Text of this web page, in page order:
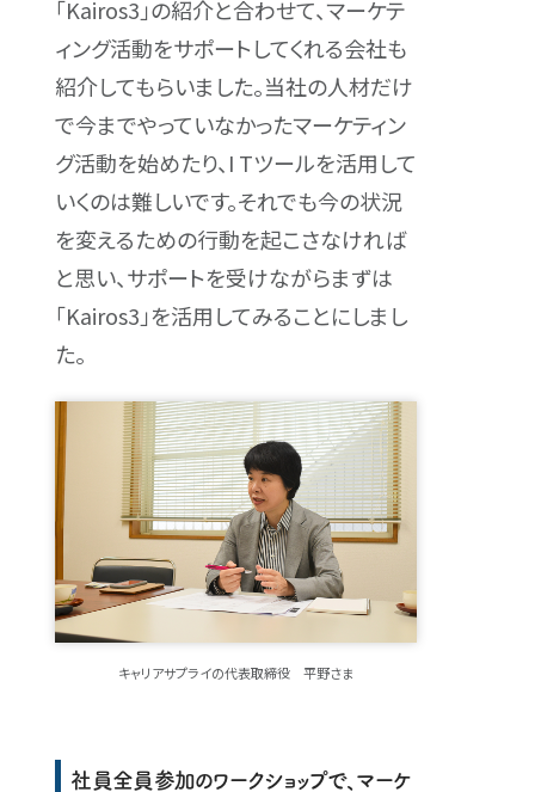
「Kairos3」の紹介と合わせて、マーケテ
ィング活動をサポートしてくれる会社も
紹介してもらいました。当社の人材だけ
で今までやっていなかったマーケティン
グ活動を始めたり、I Tツールを活用して
いくのは難しいです。それでも今の状況
を変えるための行動を起こさなければ
と思い、サポートを受けながらまずは
「Kairos3」を活用してみることにしまし
た。
キャリアサプライの代表取締役 平野さま
社員全員参加のワークショップで、マーケ